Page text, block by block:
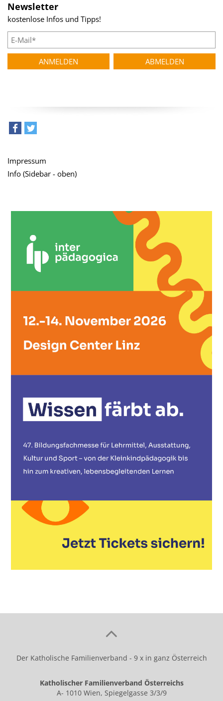
Newsletter
kostenlose Infos und Tipps!
Impressum
Info (Sidebar - oben)
Der Katholische Familienverband - 9 x in ganz Österreich
Katholischer Familienverband Österreichs
A- 1010 Wien, Spiegelgasse 3/3/9